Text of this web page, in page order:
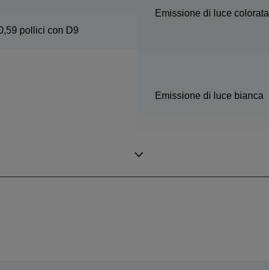
pollici con D9
Emissione di luce colorata
Emissione di luce bianca